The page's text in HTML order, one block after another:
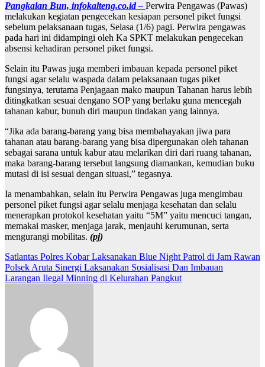
Pangkalan Bun, infokalteng.co.id – Perwira Pengawas (Pawas)
melakukan kegiatan pengecekan kesiapan personel piket fungsi
sebelum pelaksanaan tugas, Selasa (1/6) pagi. Perwira pengawas
pada hari ini didampingi oleh Ka SPKT melakukan pengecekan
absensi kehadiran personel piket fungsi.
Selain itu Pawas juga memberi imbauan kepada personel piket
fungsi agar selalu waspada dalam pelaksanaan tugas piket
fungsinya, terutama Penjagaan mako maupun Tahanan harus lebih
ditingkatkan sesuai dengano SOP yang berlaku guna mencegah
tahanan kabur, bunuh diri maupun tindakan yang lainnya.
“Jika ada barang-barang yang bisa membahayakan jiwa para
tahanan atau barang-barang yang bisa dipergunakan oleh tahanan
sebagai sarana untuk kabur atau melarikan diri dari ruang tahanan,
maka barang-barang tersebut langsung diamankan, kemudian buku
mutasi di isi sesuai dengan situasi,” tegasnya.
Ia menambahkan, selain itu Perwira Pengawas juga mengimbau
personel piket fungsi agar selalu menjaga kesehatan dan selalu
menerapkan protokol kesehatan yaitu “5M” yaitu mencuci tangan,
memakai masker, menjaga jarak, menjauhi kerumunan, serta
mengurangi mobilitas. (pj)
Navigasi
pos
Satlantas Polres Kobar Laksanakan Blue Night Patrol di Jam Rawan
Polsek Aruta Sinergi Laksanakan Sosialisasi Dan Imbauan
Larangan Ilegal Minning di Kelurahan Pangkut